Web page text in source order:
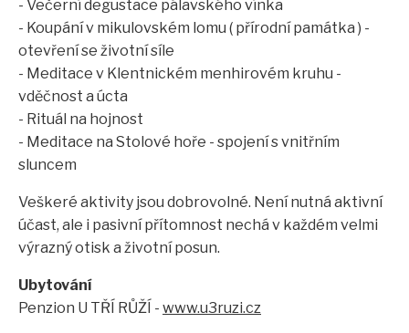
- Večerní degustace pálavského vínka
- Koupání v mikulovském lomu ( přírodní památka ) -
otevření se životní síle
- Meditace v Klentnickém menhirovém kruhu -
vděčnost a úcta
- Rituál na hojnost
- Meditace na Stolové hoře - spojení s vnitřním
sluncem
Veškeré aktivity jsou dobrovolné. Není nutná aktivní
účast, ale i pasivní přítomnost nechá v každém velmi
výrazný otisk a životní posun.
Ubytování
Penzion U TŘÍ RŮŽÍ - www.u3ruzi.cz